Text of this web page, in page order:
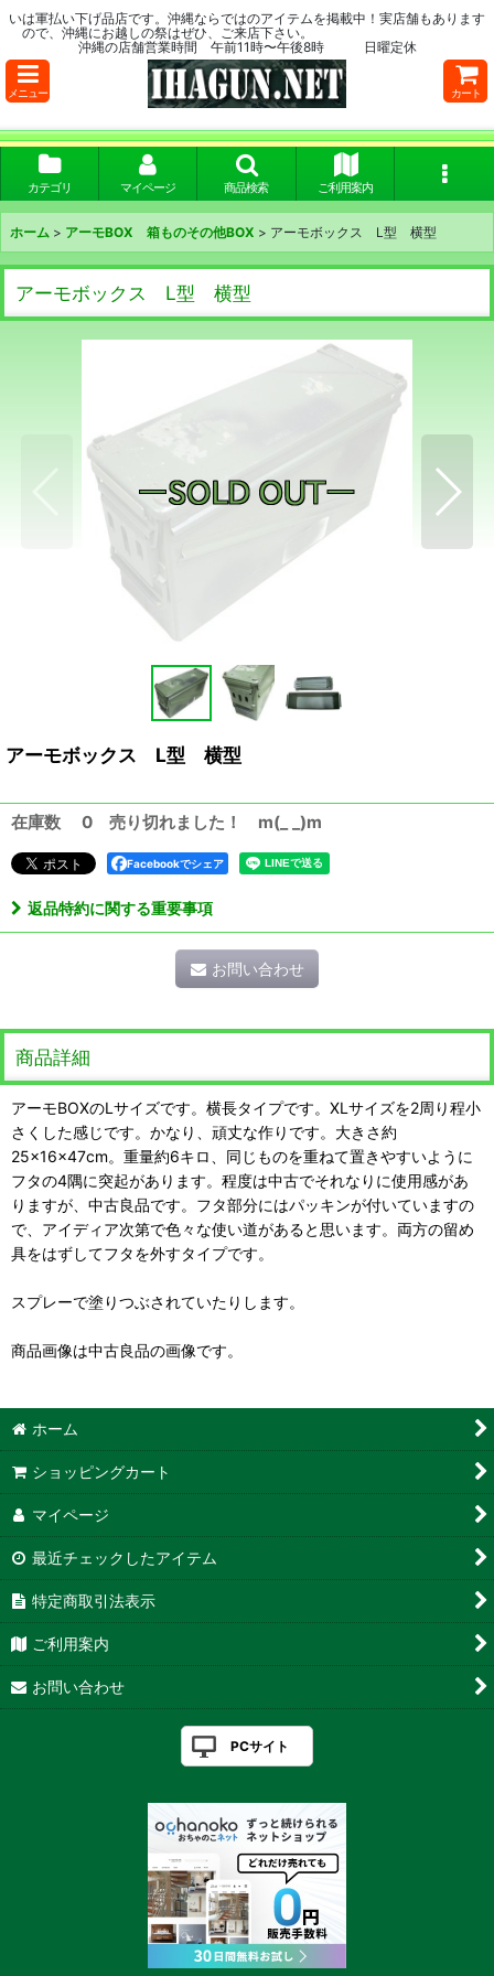
いは軍払い下げ品店です。沖縄ならではのアイテムを掲載中！実店舗もあります
ので、沖縄にお越しの祭はぜひ、ご来店下さい。
沖縄の店舗営業時間 午前11時〜午後8時 日曜定休
メニュー カート
カテゴリ マイページ 商品検索 ご利用案内
ホーム > アーモBOX 箱ものその他BOX > アーモボックス L型 横型
アーモボックス L型 横型
アーモボックス L型 横型
在庫数 0 売り切れました！ m(_ _)m
Facebookでシェア
返品特約に関する重要事項
お問い合わせ
商品詳細
アーモBOXのLサイズです。横長タイプです。XLサイズを2周り程小
さくした感じです。かなり、頑丈な作りです。大きさ約
25×16×47cm。重量約6キロ、同じものを重ねて置きやすいように
フタの4隅に突起があります。程度は中古でそれなりに使用感があ
りますが、中古良品です。フタ部分にはパッキンが付いていますの
で、アイディア次第で色々な使い道があると思います。両方の留め
具をはずしてフタを外すタイプです。
スプレーで塗りつぶされていたりします。
商品画像は中古良品の画像です。
ホーム
ショッピングカート
マイページ
最近チェックしたアイテム
特定商取引法表示
ご利用案内
お問い合わせ
PCサイト